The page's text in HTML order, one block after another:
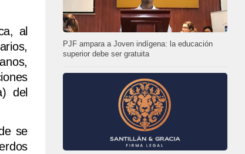
al
del
se
PJF ampara a Joven indígena: la educación
superior debe ser gratuita